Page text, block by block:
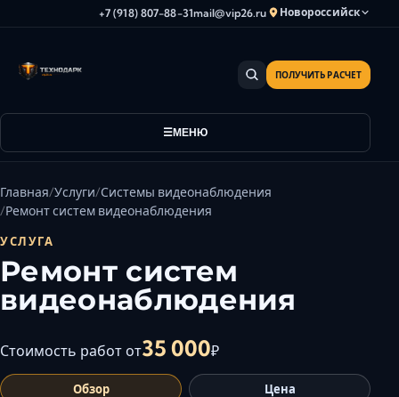
+7 (918) 807-88-31mail@vip26.ru Новороссийск
Анапа
Владикавказ
Дербент
Каспийск
МЕНЮ
ПОЛУЧИТЬ РАСЧЕТ
Главная Услуги Системы видеонаблюдения
Ремонт систем видеонаблюдения
УСЛУГА
Ремонт систем
видеонаблюдения
Стоимость работ от35 000₽
Обзор Цена